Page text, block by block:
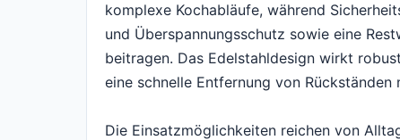
komplexe Kochabläufe, während
und Überspannungsschutz sowie eine
beitragen. Das Edelstahldesign wirkt
eine schnelle Entfernung von Rückständen
Die Einsatzmöglichkeiten reichen von